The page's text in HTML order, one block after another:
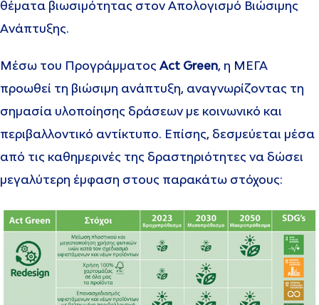
θέματα βιωσιμότητας στον Απολογισμό Βιώσιμης
Ανάπτυξης.
Μέσω του Προγράμματος Act Green, η ΜΕΓΑ
προωθεί τη βιώσιμη ανάπτυξη, αναγνωρίζοντας τη
σημασία υλοποίησης δράσεων με κοινωνικό και
περιβαλλοντικό αντίκτυπο. Επίσης, δεσμεύεται μέσα
από τις καθημερινές της δραστηριότητες να δώσει
μεγαλύτερη έμφαση στους παρακάτω στόχους: